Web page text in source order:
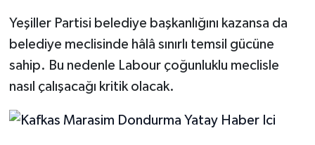
Yeşiller Partisi belediye başkanlığını kazansa da
belediye meclisinde hâlâ sınırlı temsil gücüne
sahip. Bu nedenle Labour çoğunluklu meclisle
nasıl çalışacağı kritik olacak.